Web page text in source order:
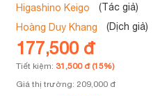
Higashino Keigo
(Tác giả)
Hoàng Duy Khang
(Dịch giả)
177,500 đ
Tiết kiệm: 31,500 đ (15%)
Giá thị trường: 209,000 đ